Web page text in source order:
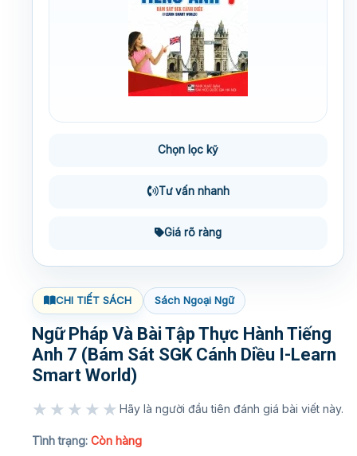
Chọn lọc kỹ
Tư vấn nhanh
Giá rõ ràng
CHI TIẾT SÁCH Sách Ngoại Ngữ
Ngữ Pháp Và Bài Tập Thực Hành Tiếng
Anh 7 (Bám Sát SGK Cánh Diều I-Learn
Smart World)
★★★★★ Hãy là người đầu tiên đánh giá bài viết này.
Tình trạng: Còn hàng